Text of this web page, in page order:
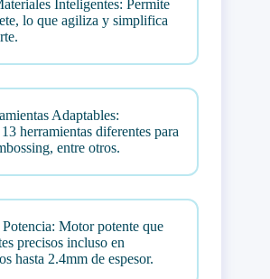
Inteligentes: Permite
lo que agiliza y simplifica
Adaptables:
herramientas diferentes para
entre otros.
Motor potente que
precisos incluso en
hasta 2.4mm de espesor.